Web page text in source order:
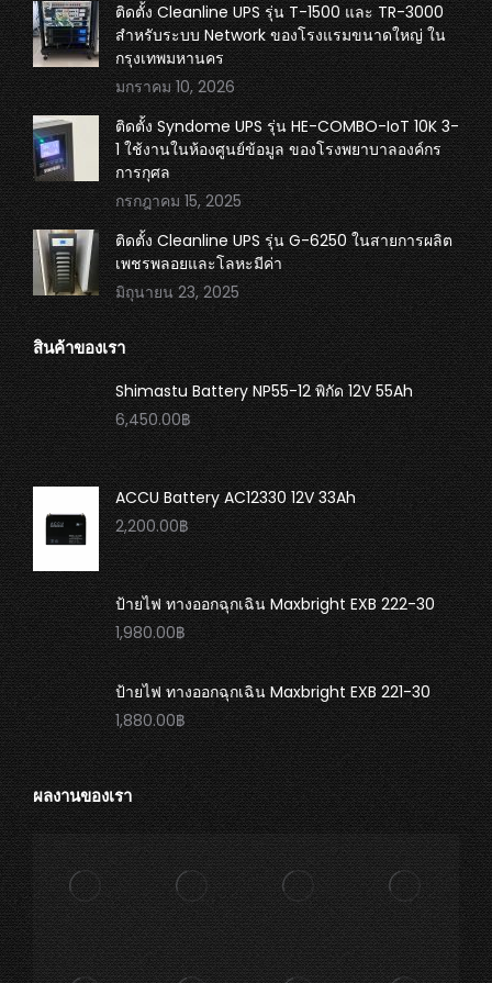
ติดตั้ง Cleanline UPS รุ่น T-1500 และ TR-3000
สำหรับระบบ Network ของโรงแรมขนาดใหญ่ ใน
กรุงเทพมหานคร
มกราคม 10, 2026
ติดตั้ง Syndome UPS รุ่น HE-COMBO-IoT 10K 3-
1 ใช้งานในห้องศูนย์ข้อมูล ของโรงพยาบาลองค์กร
การกุศล
กรกฎาคม 15, 2025
ติดตั้ง Cleanline UPS รุ่น G-6250 ในสายการผลิต
เพชรพลอยและโลหะมีค่า
มิถุนายน 23, 2025
สินค้าของเรา
Shimastu Battery NP55-12 พิกัด 12V 55Ah
6,450.00฿
ACCU Battery AC12330 12V 33Ah
2,200.00฿
ป้ายไฟ ทางออกฉุกเฉิน Maxbright EXB 222-30
1,980.00฿
ป้ายไฟ ทางออกฉุกเฉิน Maxbright EXB 221-30
1,880.00฿
ผลงานของเรา